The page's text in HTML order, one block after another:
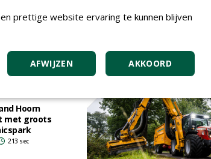
148 sec
Hoorn
met groots
213 sec
dakontwikkeling
prettige website ervaring te kunnen blijven
AKKOORD
AFWIJZEN